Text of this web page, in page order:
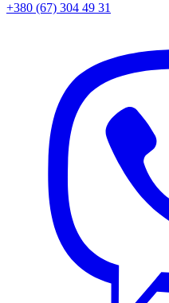
+380 (67) 304 49 31